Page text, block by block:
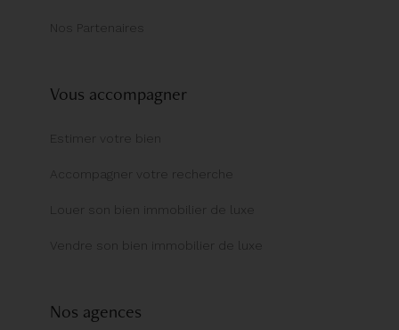
Nos Partenaires
Vous accompagner
Estimer votre bien
Accompagner votre recherche
Louer son bien immobilier de luxe
Vendre son bien immobilier de luxe
Nos agences